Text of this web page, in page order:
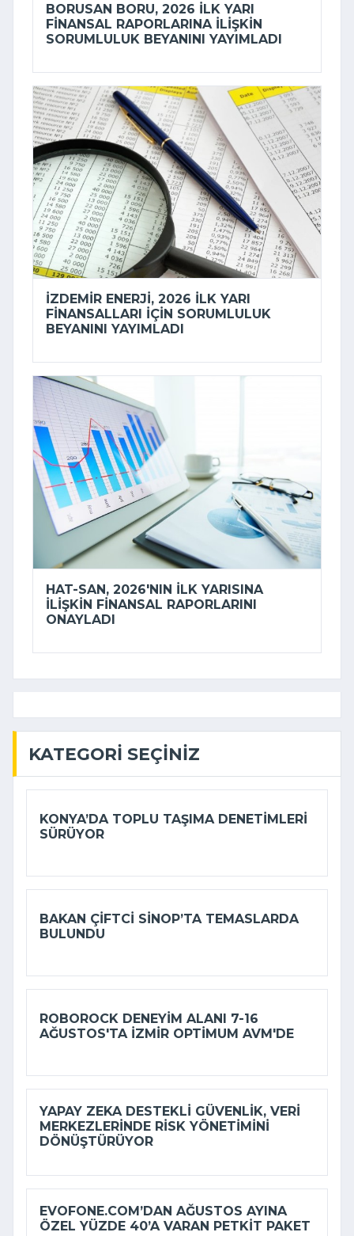
BORUSAN BORU, 2026 ILK YARI
FINANSAL RAPORLARINA ILIŞKIN
SORUMLULUK BEYANINI YAYIMLADI
İZDEMİR ENERJI, 2026 ILK YARI
FINANSALLARI IÇIN SORUMLULUK
BEYANINI YAYIMLADI
HAT-SAN, 2026'NIN ILK YARISINA
ILIŞKIN FINANSAL RAPORLARINI
ONAYLADI
KATEGORI SEÇINIZ
KONYA’DA TOPLU TAŞIMA DENETIMLERI
SÜRÜYOR
BAKAN ÇIFTCI SINOP’TA TEMASLARDA
BULUNDU
ROBOROCK DENEYIM ALANI 7-16
AĞUSTOS'TA İZMIR OPTIMUM AVM'DE
YAPAY ZEKA DESTEKLI GÜVENLIK, VERI
MERKEZLERINDE RISK YÖNETIMINI
DÖNÜŞTÜRÜYOR
EVOFONE.COM’DAN AĞUSTOS AYINA
ÖZEL YÜZDE 40’A VARAN PETKIT PAKET